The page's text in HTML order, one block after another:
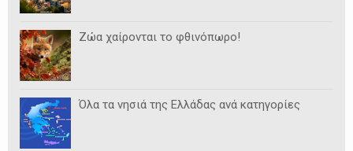
Ζώα χαίρονται το φθινόπωρο!
Όλα τα νησιά της Ελλάδας ανά κατηγορίες